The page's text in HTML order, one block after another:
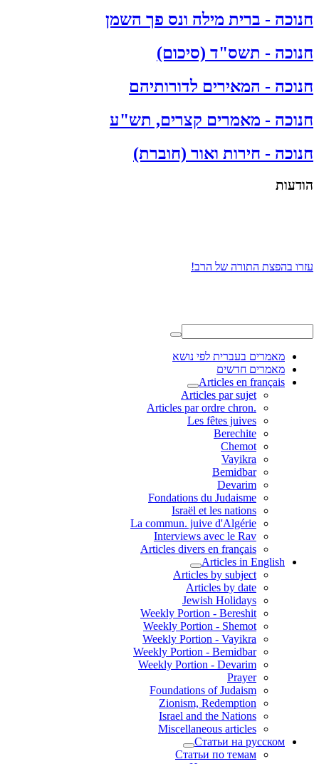
חנוכה - ברית מילה ונס פך השמן
חנוכה - תשס"ד (סיכום)
חנוכה - המאירים לדורותיהם
חנוכה - מאמרים קצרים, תש"ע
חנוכה - חירות ואור (חוברת)
הודעות
עזרו בהפצת התורה של הרב!
מאמרים בעברית לפי נושא
מאמרים חדשים
Articles en français
Articles par sujet
.Articles par ordre chron
Les fêtes juives
Berechite
Chemot
Vayikra
Bemidbar
Devarim
Fondations du Judaisme
Israël et les nations
La commun. juive d'Algérie
Interviews avec le Rav
Articles divers en français
Articles in English
Articles by subject
Articles by date
Jewish Holidays
Weekly Portion - Bereshit
Weekly Portion - Shemot
Weekly Portion - Vayikra
Weekly Portion - Bemidbar
Weekly Portion - Devarim
Prayer
Foundations of Judaism
Zionism, Redemption
Israel and the Nations
Miscellaneous articles
Статьи на русском
Статьи по темам